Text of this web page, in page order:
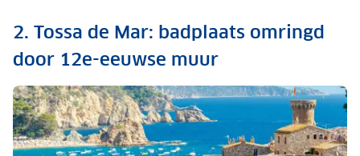
2. Tossa de Mar: badplaats omringd
door 12e-eeuwse muur